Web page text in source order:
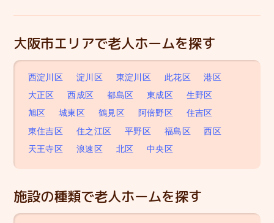
大阪市エリアで老人ホームを探す
西淀川区 淀川区 東淀川区 此花区
港区
大正区
西成区 都島区 東成区
生野区
旭区
城東区 鶴見区 阿倍野区
住吉区
東住吉区
住之江区 平野区 福島区
西区
天王寺区
浪速区 北区 中央区
施設の種類で老人ホームを探す